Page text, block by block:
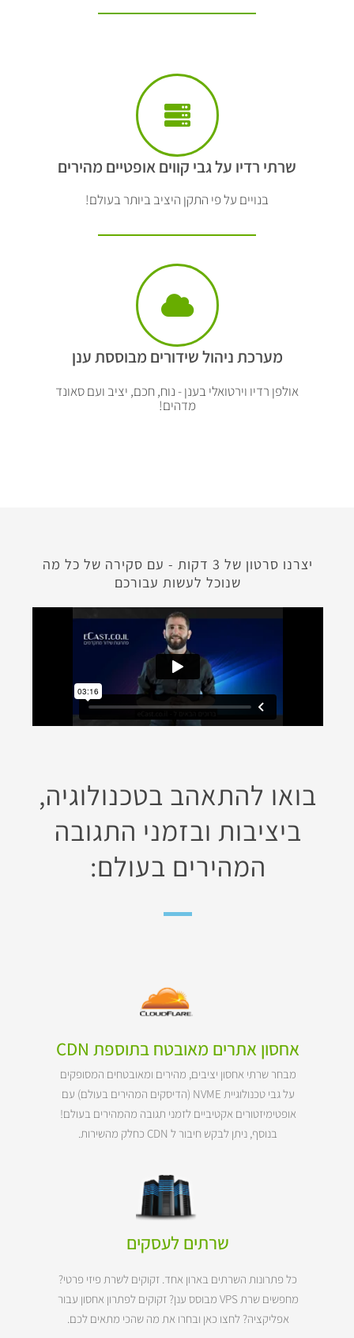
שרתי רדיו על גבי קווים אופטיים מהירים
בנויים על פי התקן היציב ביותר בעולם!
מערכת ניהול שידורים מבוססת ענן
אולפן רדיו וירטואלי בענן - נוח, חכם, יציב ועם סאונד
מדהים!
יצרנו סרטון של 3 דקות - עם סקירה של כל מה
שנוכל לעשות עבורכם
בואו להתאהב בטכנולוגיה,
ביציבות ובזמני התגובה
המהירים בעולם:
אחסון אתרים מאובטח בתוספת CDN
מבחר שרתי אחסון יציבים, מהירים ומאובטחים המסופקים
על גבי טכנולוגיית NVME (הדיסקים המהירים בעולם) עם
אופטימיזטורים אקטיביים לזמני תגובה מהמהירים בעולם!
בנוסף, ניתן לבקש חיבור ל CDN כחלק מהשירות.
שרתים לעסקים
כל פתרונות השרתים בארון אחד. זקוקים לשרת פיזי פרטי?
מחפשים שרת VPS מבוסס ענן? זקוקים לפתרון אחסון עבור
אפליקציה? לחצו כאן ובחרו את מה שהכי מתאים לכם.